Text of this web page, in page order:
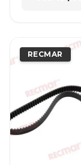
RECMAR